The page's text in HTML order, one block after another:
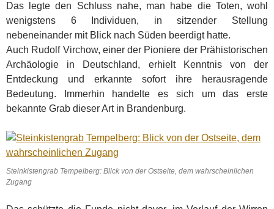
Das legte den Schluss nahe, man habe die Toten, wohl
wenigstens 6 Individuen, in sitzender Stellung
nebeneinander mit Blick nach Süden beerdigt hatte.
Auch Rudolf Virchow, einer der Pioniere der Prähistorischen
Archäologie in Deutschland, erhielt Kenntnis von der
Entdeckung und erkannte sofort ihre herausragende
Bedeutung. Immerhin handel­te es sich um das erste
bekannte Grab dieser Art in Brandenburg.
Steinkistengrab Tempelberg: Blick von der Ostseite, dem wahrscheinlichen
Zugang